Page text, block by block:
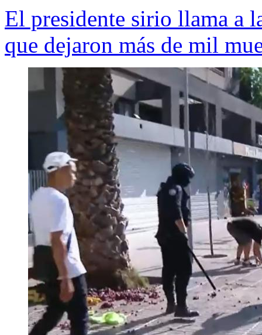
El presidente sirio llama a
que dejaron más de mil